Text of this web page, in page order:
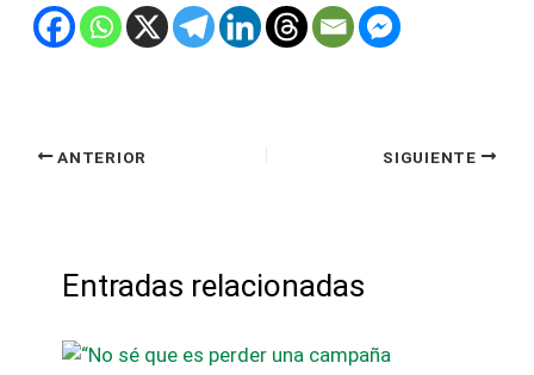
ANTERIOR SIGUIENTE
Entradas relacionadas